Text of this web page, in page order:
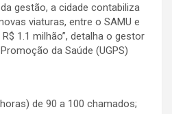
gestão, a cidade contabiliza
viaturas, entre o SAMU e
1.1 milhão”, detalha o gestor
da Saúde (UGPS)
de 90 a 100 chamados;